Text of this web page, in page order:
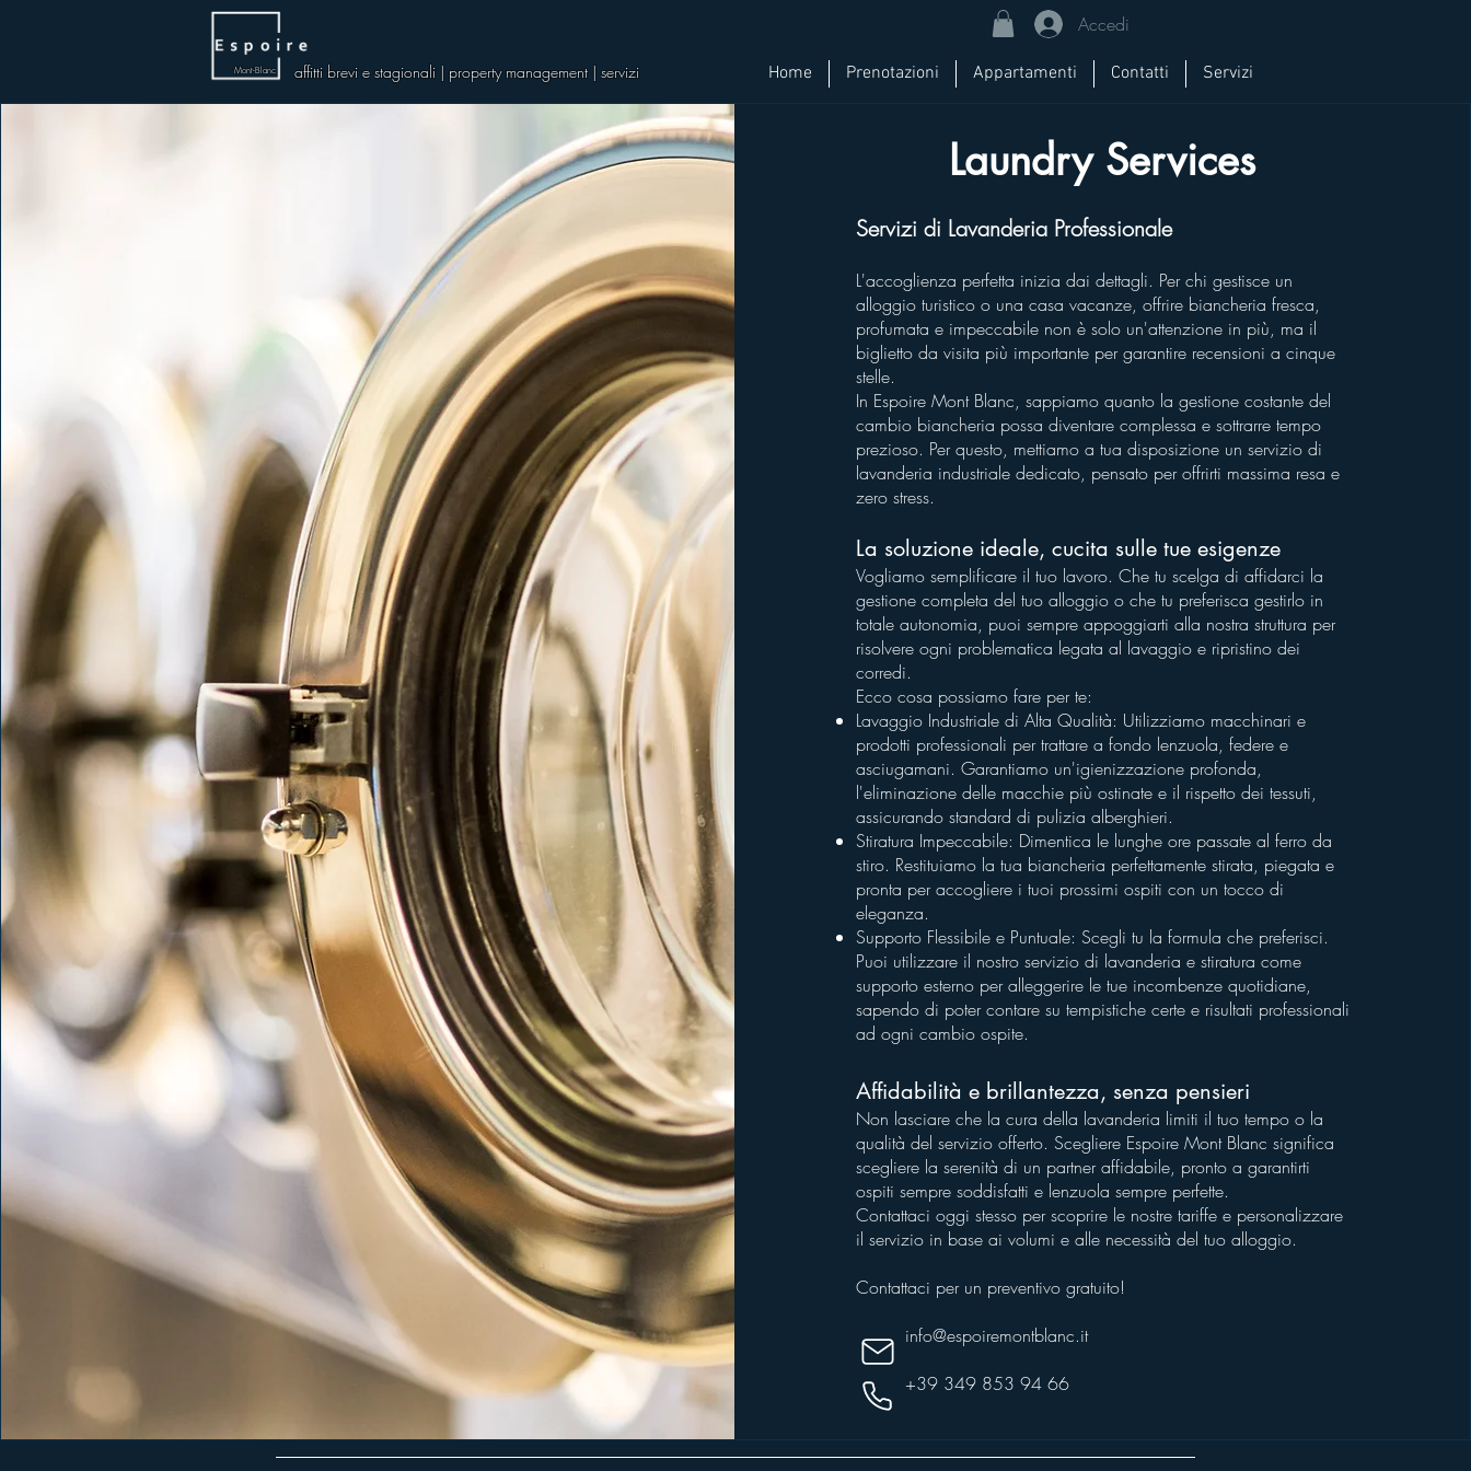
affitti brevi e stagionali | property management | servizi
Mont-Blanc
Accedi
Home Prenotazioni Appartamenti Contatti Servizi
Laundry Services
Servizi di Lavanderia Professionale
L'accoglienza perfetta inizia dai dettagli. Per chi gestisce un
alloggio turistico o una casa vacanze, offrire biancheria fresca,
profumata e impeccabile non è solo un'attenzione in più, ma il
biglietto da visita più importante per garantire recensioni a cinque
stelle.
In Espoire Mont Blanc, sappiamo quanto la gestione costante del
cambio biancheria possa diventare complessa e sottrarre tempo
prezioso. Per questo, mettiamo a tua disposizione un servizio di
lavanderia industriale dedicato, pensato per offrirti massima resa e
zero stress.
La soluzione ideale, cucita sulle tue esigenze
Vogliamo semplificare il tuo lavoro. Che tu scelga di affidarci la
gestione completa del tuo alloggio o che tu preferisca gestirlo in
totale autonomia, puoi sempre appoggiarti alla nostra struttura per
risolvere ogni problematica legata al lavaggio e ripristino dei
corredi.
Ecco cosa possiamo fare per te:
Lavaggio Industriale di Alta Qualità: Utilizziamo macchinari e
prodotti professionali per trattare a fondo lenzuola, federe e
asciugamani. Garantiamo un'igienizzazione profonda,
l'eliminazione delle macchie più ostinate e il rispetto dei tessuti,
assicurando standard di pulizia alberghieri.
Stiratura Impeccabile: Dimentica le lunghe ore passate al ferro da
stiro. Restituiamo la tua biancheria perfettamente stirata, piegata e
pronta per accogliere i tuoi prossimi ospiti con un tocco di
eleganza.
Supporto Flessibile e Puntuale: Scegli tu la formula che preferisci.
Puoi utilizzare il nostro servizio di lavanderia e stiratura come
supporto esterno per alleggerire le tue incombenze quotidiane,
sapendo di poter contare su tempistiche certe e risultati professionali
ad ogni cambio ospite.
Affidabilità e brillantezza, senza pensieri
Non lasciare che la cura della lavanderia limiti il tuo tempo o la
qualità del servizio offerto. Scegliere Espoire Mont Blanc significa
scegliere la serenità di un partner affidabile, pronto a garantirti
ospiti sempre soddisfatti e lenzuola sempre perfette.
Contattaci oggi stesso per scoprire le nostre tariffe e personalizzare
il servizio in base ai volumi e alle necessità del tuo alloggio.
Contattaci per un preventivo gratuito!
info@espoiremontblanc.it
+39 349 853 94 66